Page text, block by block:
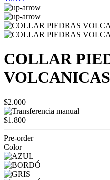
COLLAR
VOLCANICAS
$2.000
$1.800
Pre-order
Color